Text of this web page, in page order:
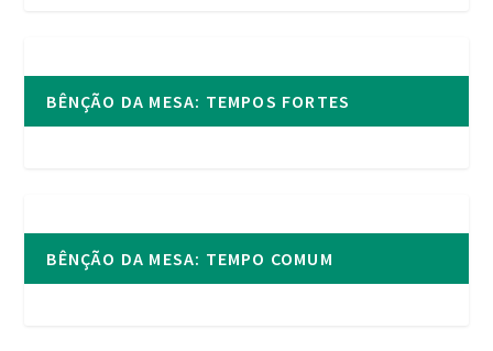
BÊNÇÃO DA MESA: TEMPOS FORTES
BÊNÇÃO DA MESA: TEMPO COMUM